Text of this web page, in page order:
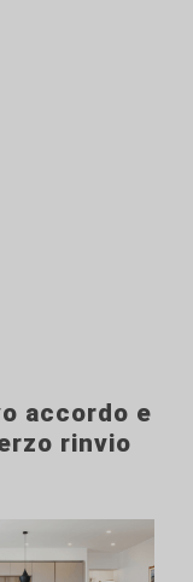
accordo e
rinvio